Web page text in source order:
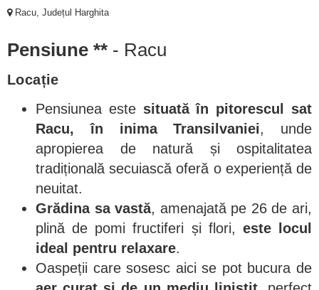
Racu, Județul Harghita
Pensiune ** - Racu
Locație
Pensiunea este situată în pitorescul sat
Racu, în inima Transilvaniei, unde
apropierea de natură și ospitalitatea
tradițională secuiască oferă o experiență de
neuitat.
Grădina sa vastă, amenajată pe 26 de ari,
plină de pomi fructiferi și flori, este locul
ideal pentru relaxare.
Oaspeții care sosesc aici se pot bucura de